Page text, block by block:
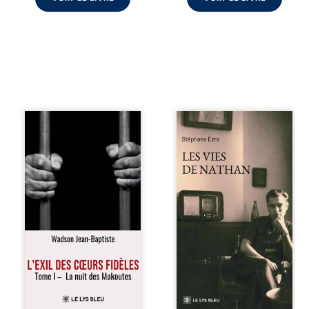
« Une nuit suffit
parfois pour briser
une famille… mais
certaines fidélités
traversent les
années. » Haïti,
sous la dictature
des Duvalier. La
peur s’étend
jusque dans les
villages les plus
reculés. À Bainet,
Jean-Joël Joli
mène une
avec sa famille.
Les vies de
Nathan est un
né en trois jours,
au printemps
2026. Pour la
première fois,
Stéphane Ezra,
médium, a pu
communiquer
avec son père,
disparu depuis
plus de vingt ans
et qu’il n’a jamais
connu. De ce
dialogue par-delà